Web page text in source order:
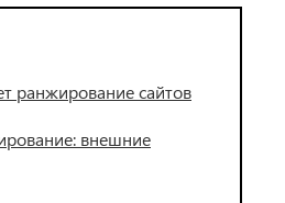
ранжирование сайтов
внешние